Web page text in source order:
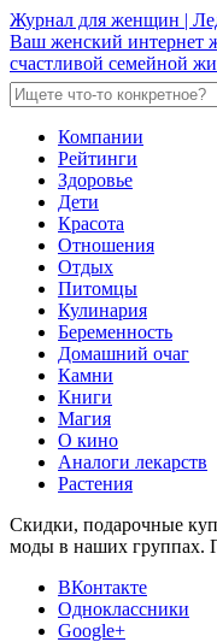
Журнал для женщин |
Ваш женский интернет
счастливой семейной
Компании
Рейтинги
Здоровье
Дети
Красота
Отношения
Отдых
Питомцы
Кулинария
Беременность
Домашний очаг
Камни
Книги
Магия
О кино
Аналоги лекарств
Растения
Скидки, подарочные
моды в наших группах.
ВКонтакте
Одноклассники
Google+